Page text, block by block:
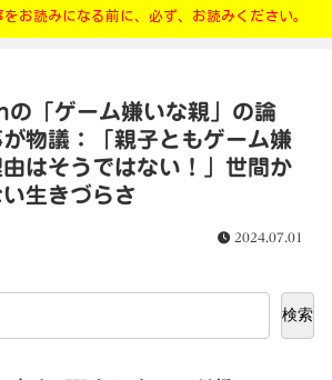
をお読みになる前に、必ず、お読みください。
「ゲーム嫌いな親」の論
物議：「親子ともゲーム嫌
はそうではない！」世間か
生きづらさ
2024.07.01
検索